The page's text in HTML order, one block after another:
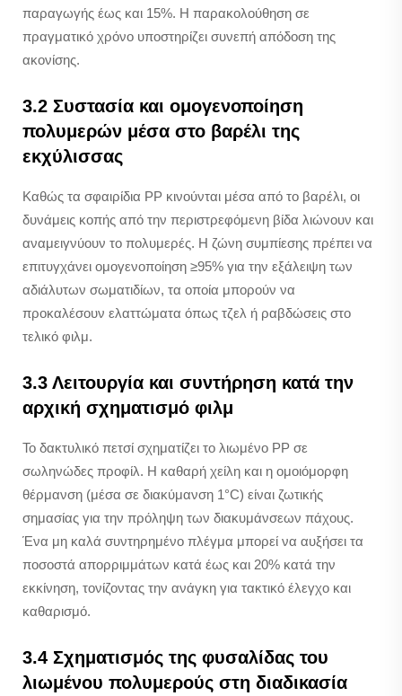
παραγωγής έως και 15%. Η παρακολούθηση σε
πραγματικό χρόνο υποστηρίζει συνεπή απόδοση της
ακονίσης.
3.2 Συστασία και ομογενοποίηση
πολυμερών μέσα στο βαρέλι της
εκχύλισσας
Καθώς τα σφαιρίδια PP κινούνται μέσα από το βαρέλι, οι
δυνάμεις κοπής από την περιστρεφόμενη βίδα λιώνουν και
αναμειγνύουν το πολυμερές. Η ζώνη συμπίεσης πρέπει να
επιτυγχάνει ομογενοποίηση ≥95% για την εξάλειψη των
αδιάλυτων σωματιδίων, τα οποία μπορούν να
προκαλέσουν ελαττώματα όπως τζελ ή ραβδώσεις στο
τελικό φιλμ.
3.3 Λειτουργία και συντήρηση κατά την
αρχική σχηματισμό φιλμ
Το δακτυλικό πετσί σχηματίζει το λιωμένο PP σε
σωληνώδες προφίλ. Η καθαρή χείλη και η ομοιόμορφη
θέρμανση (μέσα σε διακύμανση 1°C) είναι ζωτικής
σημασίας για την πρόληψη των διακυμάνσεων πάχους.
Ένα μη καλά συντηρημένο πλέγμα μπορεί να αυξήσει τα
ποσοστά απορριμμάτων κατά έως και 20% κατά την
εκκίνηση, τονίζοντας την ανάγκη για τακτικό έλεγχο και
καθαρισμό.
3.4 Σχηματισμός της φυσαλίδας του
λιωμένου πολυμερούς στη διαδικασία